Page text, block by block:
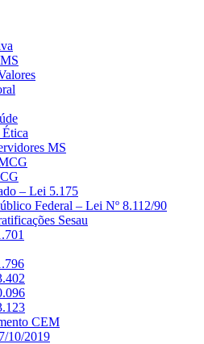
MS
– Lei 5.175
Federal – Lei Nº 8.112/90
Sesau
CEM
10/2019